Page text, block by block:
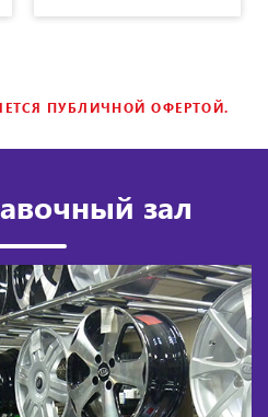
ПУБЛИЧНОЙ ОФЕРТОЙ.
зал